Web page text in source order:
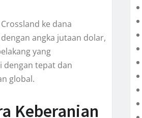
ke dana
angka jutaan dolar,
yang
dengan tepat dan
global.
Keberanian